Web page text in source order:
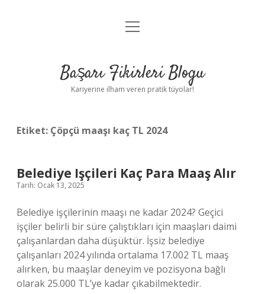
Anasayfa
Yasal Uyarı
menüyü
Başarı Fikirleri Blogu
Kariyerine ilham veren pratik tüyolar!
Etiket: Çöpçü maaşı kaç TL 2024
Belediye Işçileri Kaç Para Maaş Alır
Tarih: Ocak 13, 2025
Belediye işçilerinin maaşı ne kadar 2024? Geçici
işçiler belirli bir süre çalıştıkları için maaşları daimi
çalışanlardan daha düşüktür. İşsiz belediye
çalışanları 2024 yılında ortalama 17.002 TL maaş
alırken, bu maaşlar deneyim ve pozisyona bağlı
olarak 25.000 TL’ye kadar çıkabilmektedir.